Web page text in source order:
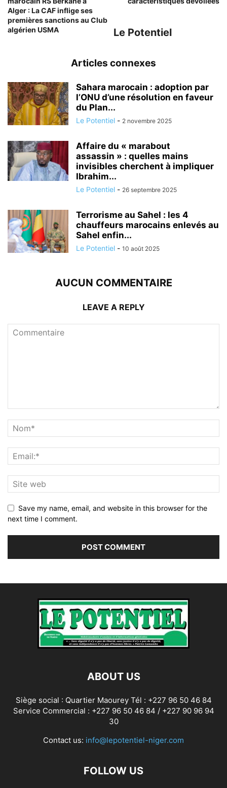
Alger : La CAF inflige ses
premières sanctions au Club
algérien USMA
Le Potentiel
Articles connexes
Sahara marocain : adoption par
l’ONU d’une résolution en faveur
du Plan...
Le Potentiel - 2 novembre 2025
Affaire du « marabout
assassin » : quelles mains
invisibles cherchent à impliquer
Ibrahim...
Le Potentiel - 26 septembre 2025
Terrorisme au Sahel : les 4
chauffeurs marocains enlevés au
Sahel enfin...
Le Potentiel - 10 août 2025
AUCUN COMMENTAIRE
LEAVE A REPLY
Save my name, email, and website in this browser for the
next time I comment.
ABOUT US
Siège social : Quartier Maourey Tél : +227 96 50 46 84
Service Commercial : +227 96 50 46 84 / +227 90 96 94
30
Contact us: info@lepotentiel-niger.com
FOLLOW US